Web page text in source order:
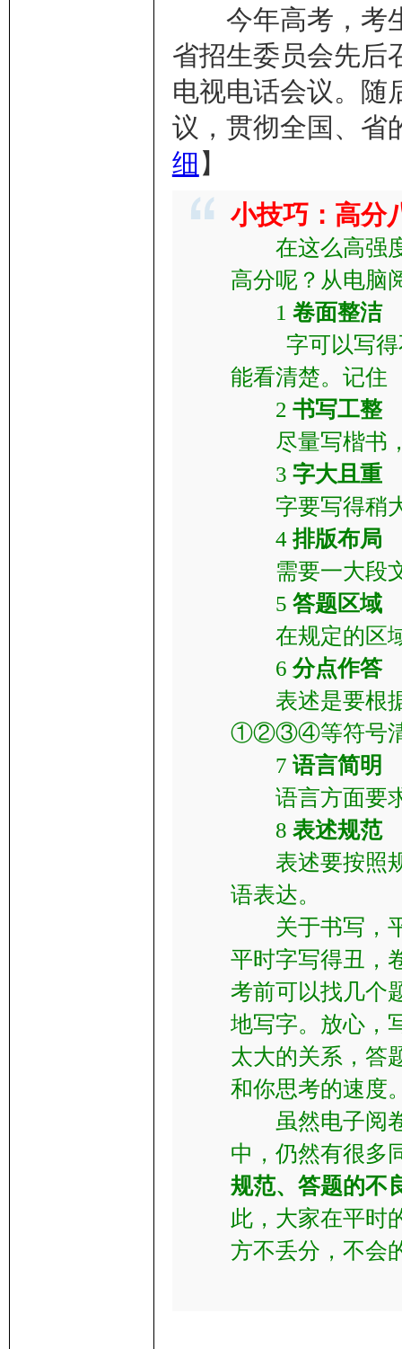
今年高考，考生
省招生委员会先后
电视电话会议。随
议，贯彻全国、省
细 】
小技巧：高分
在这么高强度
高分呢？从电脑
1 卷面整洁
字可以写得不
能看清楚。记住
2 书写工整
尽量写楷书
3 字大且重
字要写得稍
4排版布局
需要一大段文
5 答题区域
在规定的区域
6 分点作答
表述是要根据
①②③④等符号清
7 语言简明
语言方面要求
8 表述规范
表述要按照规
语表达。
关于书写，平
平时字写得丑，
考前可以找几个
地写字。放心，
太大的关系，答
和你思考的速度
虽然电子阅卷
中，仍然有很多
规范、答题的不
此，大家在平时
方不丢分，不会